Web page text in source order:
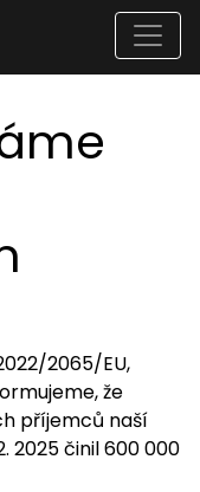
2065/EU,
že
příjemců naší
2025 činil 600 000